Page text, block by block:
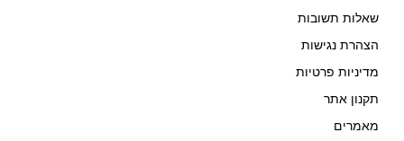
שאלות תשובות
הצהרת נגישות
מדיניות פרטיות
תקנון אתר
מאמרים